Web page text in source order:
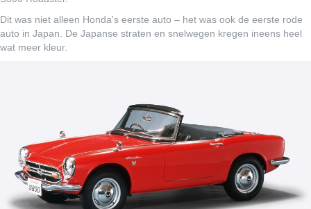
Dit was niet alleen Honda's eerste auto – het was ook de eerste rode
auto in Japan. De Japanse straten en snelwegen kregen ineens heel
wat meer kleur.